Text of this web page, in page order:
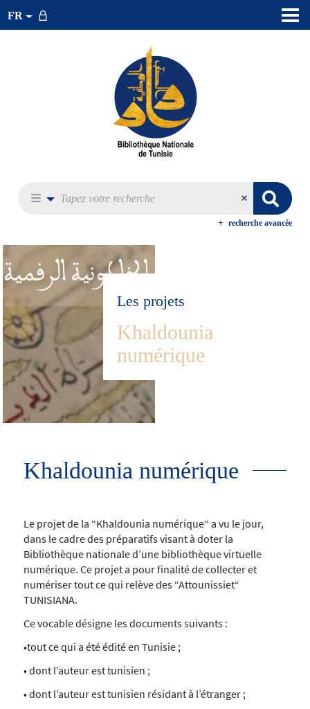
FR
recherche avancée
Les projets
Khaldounia
numérique
Khaldounia numérique
Le projet de la “Khaldounia numérique“ a vu le jour,
dans le cadre des préparatifs visant à doter la
Bibliothèque nationale d’une bibliothèque virtuelle
numérique. Ce projet a pour finalité de collecter et
numériser tout ce qui relève des “Attounissiet“
TUNISIANA.
Ce vocable désigne les documents suivants :
•tout ce qui a été édité en Tunisie ;
• dont l’auteur est tunisien ;
• dont l’auteur est tunisien résidant à l’étranger ;